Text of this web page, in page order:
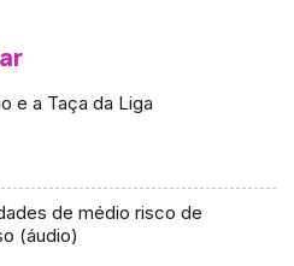
e a Taça da Liga
de médio risco de
(áudio)